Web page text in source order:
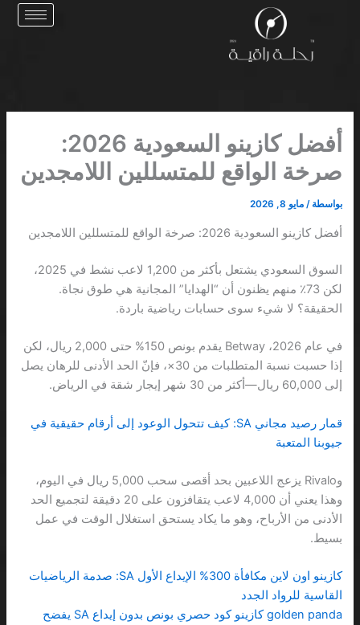
أفضل كازينو السعودية 2026:
صرخة الواقع للمتسللين اللامجدين
بواسطة /مايو 8, 2026
أفضل كازينو السعودية 2026: صرخة الواقع للمتسللين اللامجدين
السوق السعودي يشتعل بأكثر من 1,200 لاعب نشط في 2025،
لكن 73٪ منهم يظنون أن “الهدايا” المجانية هي طوق نجاة.
الحقيقة؟ لا شيء سوى حسابات رياضية باردة.
في عام 2026، Betway يقدم بونص 150% حتى 2,000 ريال، لكن
إذا حسبت نسبة المتطلبات من 30×، فإنّ الحد الأدنى للرهان يصل
إلى 60,000 ريال—أكثر من 30 شهر إيجار شقة في الرياض.
قمار رصيد مجاني SA: كيف تتحول الوعود إلى أرقام حقيقية في
جيوبنا المتعبة
وRivalo يزعج اللاعبين بحد أقصى سحب 5,000 ريال في اليوم،
وهذا يعني أن 4,000 لاعب يتقافزون على 20 دقيقة لتجميع الحد
الأدنى من الأرباح، وهو ما يكاد يستحق استغلال الوقت في عمل
بسيط.
كازينو اون لاين مكافأة 300% الإيداع الأول SA: صدمة الرياضيات
القاسية للرواد الجدد
golden panda كازينو كود حصري بونص بدون إيداع SA يفضح